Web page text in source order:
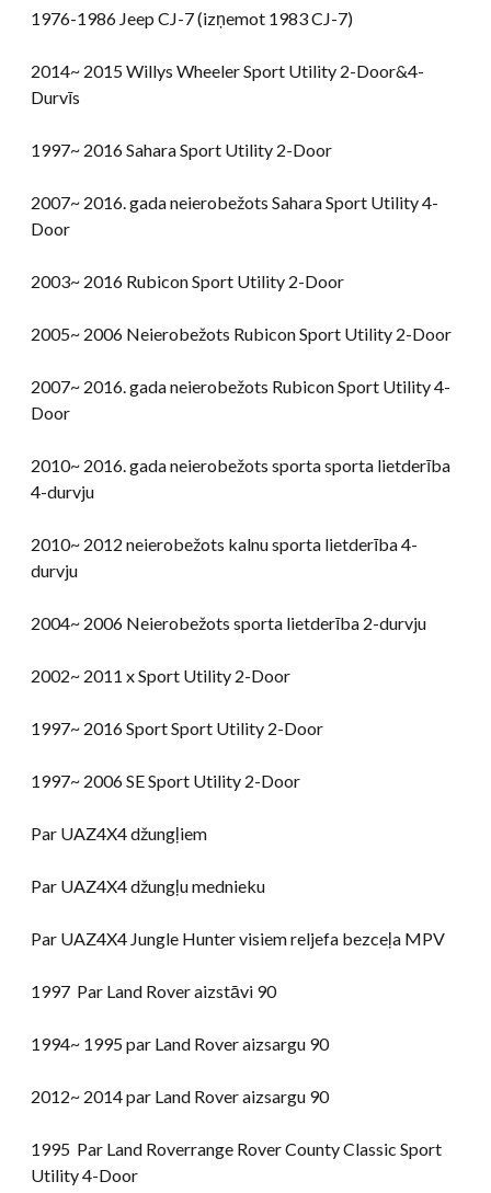
1976-1986 Jeep CJ-7 (izņemot 1983 CJ-7)
2014~ 2015 Willys Wheeler Sport Utility 2-Door&4-
Durvīs
1997~ 2016 Sahara Sport Utility 2-Door
2007~ 2016. gada neierobežots Sahara Sport Utility 4-
Door
2003~ 2016 Rubicon Sport Utility 2-Door
2005~ 2006 Neierobežots Rubicon Sport Utility 2-Door
2007~ 2016. gada neierobežots Rubicon Sport Utility 4-
Door
2010~ 2016. gada neierobežots sporta sporta lietderība
4-durvju
2010~ 2012 neierobežots kalnu sporta lietderība 4-
durvju
2004~ 2006 Neierobežots sporta lietderība 2-durvju
2002~ 2011 x Sport Utility 2-Door
1997~ 2016 Sport Sport Utility 2-Door
1997~ 2006 SE Sport Utility 2-Door
Par UAZ4X4 džungļiem
Par UAZ4X4 džungļu mednieku
Par UAZ4X4 Jungle Hunter visiem reljefa bezceļa MPV
1997 Par Land Rover aizstāvi 90
1994~ 1995 par Land Rover aizsargu 90
2012~ 2014 par Land Rover aizsargu 90
1995 Par Land Roverrange Rover County Classic Sport
Utility 4-Door